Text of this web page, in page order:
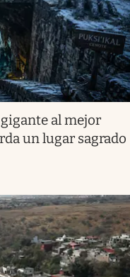
al mejor
un lugar sagrado